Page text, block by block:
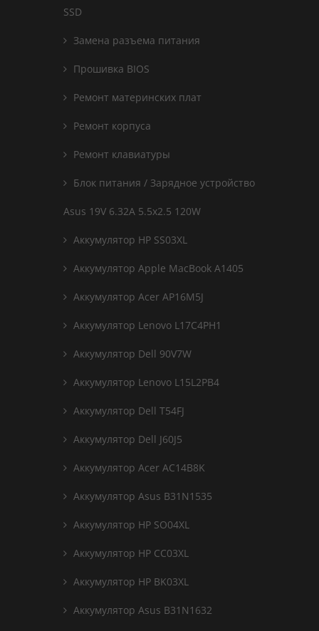
SSD
Замена разъема питания
Прошивка BIOS
Ремонт материнских плат
Ремонт корпуса
Ремонт клавиатуры
Блок питания / Зарядное устройство
Asus 19V 6.32A 5.5x2.5 120W
Аккумулятор HP SS03XL
Аккумулятор Apple MacBook A1405
Аккумулятор Acer AP16M5J
Аккумулятор Lenovo L17C4PH1
Аккумулятор Dell 90V7W
Аккумулятор Lenovo L15L2PB4
Аккумулятор Dell T54FJ
Аккумулятор Dell J60J5
Аккумулятор Acer AC14B8K
Аккумулятор Asus B31N1535
Аккумулятор HP SO04XL
Аккумулятор HP CC03XL
Аккумулятор HP BK03XL
Аккумулятор Asus B31N1632